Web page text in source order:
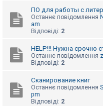
ПО для работы с
Останнє повідомлення
am
Відповіді: 2
HELP!!! Нужна срочно
Останнє повідомлення
Відповіді: 2
Сканирование книг
Останнє повідомлення
pm
Відповіді: 2